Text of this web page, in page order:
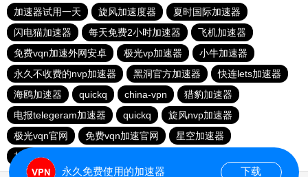
加速器试用一天
旋风加速度器
夏时国际加速器
闪电猫加速器
每天免费2小时加速器
飞机加速器
免费vqn加速外网安卓
极光vp加速器
小牛加速器
永久不收费的nvp加速器
黑洞官方加速器
快连lets加速器
海鸥加速器
quickq china-vpn
猎豹加速器
电报telegeram加速器
quickq
旋风nvp加速器
极光vqn官网
免费vqn加速官网
星空加速器
加速器试用两小时
永久免费使用的加速器 下载